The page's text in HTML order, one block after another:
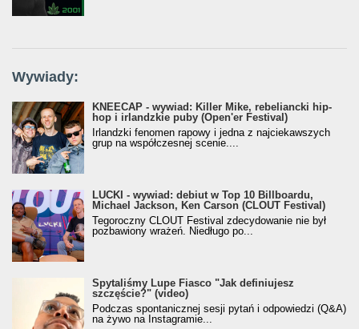
Wywiady:
KNEECAP - wywiad: Killer Mike, rebeliancki hip-
hop i irlandzkie puby (Open'er Festival)
Irlandzki fenomen rapowy i jedna z najciekawszych
grup na współczesnej scenie....
LUCKI - wywiad: debiut w Top 10 Billboardu,
Michael Jackson, Ken Carson (CLOUT Festival)
Tegoroczny CLOUT Festival zdecydowanie nie był
pozbawiony wrażeń. Niedługo po...
Spytaliśmy Lupe Fiasco "Jak definiujesz
szczęście?" (video)
Podczas spontanicznej sesji pytań i odpowiedzi (Q&A)
na żywo na Instagramie...